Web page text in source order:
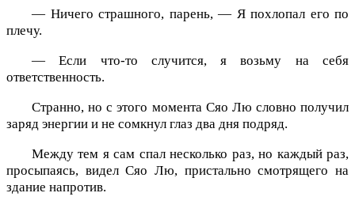
— Ничего страшного, парень, — Я похлопал его по
плечу.
— Если что-то случится, я возьму на себя
ответственность.
Странно, но с этого момента Сяо Лю словно получил
заряд энергии и не сомкнул глаз два дня подряд.
Между тем я сам спал несколько раз, но каждый раз,
просыпаясь, видел Сяо Лю, пристально смотрящего на
здание напротив.